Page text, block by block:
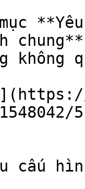
không
cấu